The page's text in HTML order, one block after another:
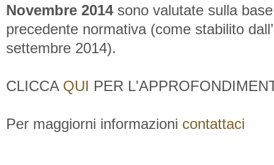
Novembre 2014sono valutate sulla
precedente normativa (come stabilito
settembre 2014).
CLICCA QUI PER
Per maggiorni informazioni contattaci